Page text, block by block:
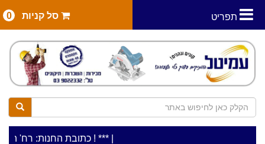
תפריט סל קניות 0
***כתובת החנות: רח' המלאכה 2, ביתן 8 (כניסה מרח' עמל 5) א.ת.פארק אפק, ראש***כלי עבודה להשכרה בתעריף יומי משתלם ! ***